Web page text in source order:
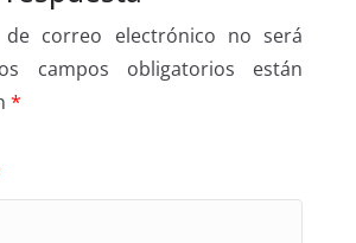
de correo electrónico no será
campos obligatorios están
*